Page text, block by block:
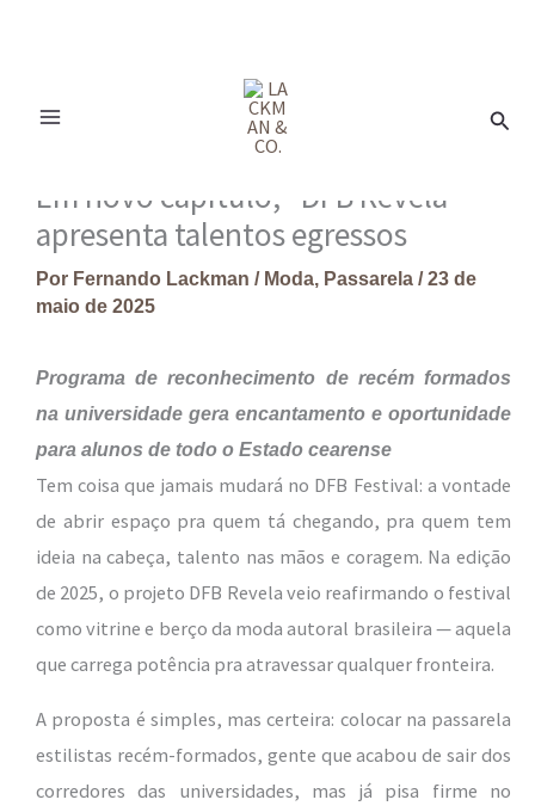
Em novo capítulo, “DFB Revela”
apresenta talentos egressos
Por Fernando Lackman / Moda, Passarela /23 de
maio de 2025
Programa de reconhecimento de recém formados
na universidade gera encantamento e oportunidade
para alunos de todo o Estado cearense
Tem coisa que jamais mudará no DFB Festival: a vontade
de abrir espaço pra quem tá chegando, pra quem tem
ideia na cabeça, talento nas mãos e coragem. Na edição
de 2025, o projeto DFB Revela veio reafirmando o festival
como vitrine e berço da moda autoral brasileira — aquela
que carrega potência pra atravessar qualquer fronteira.
A proposta é simples, mas certeira: colocar na passarela
estilistas recém-formados, gente que acabou de sair dos
corredores das universidades, mas já pisa firme no